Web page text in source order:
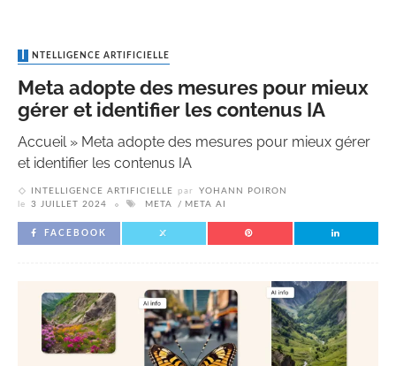
INTELLIGENCE ARTIFICIELLE
Meta adopte des mesures pour mieux
gérer et identifier les contenus IA
Accueil» Meta adopte des mesures pour mieux gérer
et identifier les contenus IA
INTELLIGENCE ARTIFICIELLE par
YOHANN POIRON
le
3 JUILLET 2024 META META AI
FACEBOOK